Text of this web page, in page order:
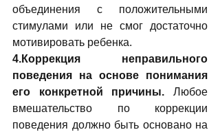
объединения с положительными
стимулами или не смог достаточно
мотивировать ребенка.
4.Коррекция неправильного
поведения на основе понимания
его конкретной причины. Любое
вмешательство по коррекции
поведения должно быть основано на